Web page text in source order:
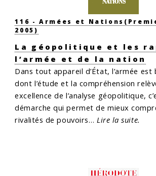
116 - Armées et Nations
2005)
La géopolitique et les
l’armée et de la nation
Dans tout appareil d’État, l’armée est
dont l’étude et la compréhension
excellence de l’analyse géopolitique,
démarche qui permet de mieux
rivalités de pouvoirs… Lire la suite.